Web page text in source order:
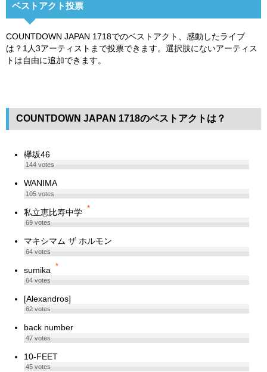
ベストアクト投票
COUNTDOWN JAPAN 1718でのベストアクト、感動したライブ
は？1人3アーティストまで投票できます。選択肢にないアーティス
トは自由に追加できます。
COUNTDOWN JAPAN 1718のベストアクトは？
欅坂46
144votes
WANIMA
105votes
私立恵比寿中学 *
69votes
マキシマム ザ ホルモン
64votes
sumika *
64votes
[Alexandros]
62votes
back number
47votes
10-FEET
45votes